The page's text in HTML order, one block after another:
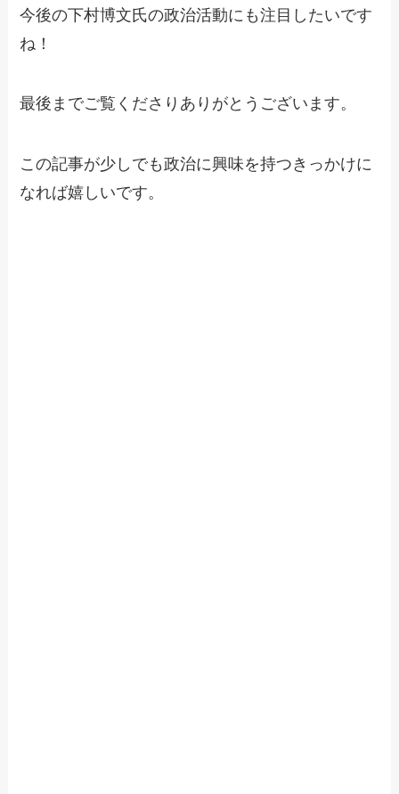
今後の下村博文氏の政治活動にも注目したいです
ね！
最後までご覧くださりありがとうございます。
この記事が少しでも政治に興味を持つきっかけに
なれば嬉しいです。